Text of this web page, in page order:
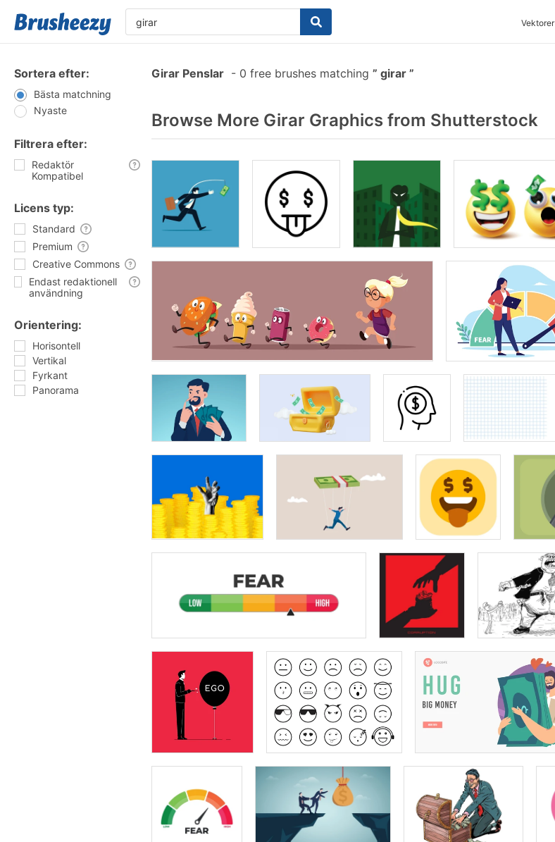
Vektorer
Sortera efter:
Bästa matchning
Nyaste
Filtrera efter:
Redaktör
Kompatibel
Licens typ:
Standard
Premium
Creative Commons
Endast redaktionell
användning
Orientering:
Horisontell
Vertikal
Fyrkant
Panorama
Girar Penslar - 0 free brushes matching girar
Browse More Girar Graphics from Shutterstock